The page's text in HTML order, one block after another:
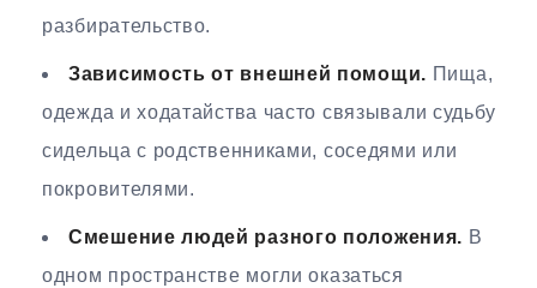
разбирательство.
Зависимость от внешней помощи. Пища,
одежда и ходатайства часто связывали судьбу
сидельца с родственниками, соседями или
покровителями.
Смешение людей разного положения. В
одном пространстве могли оказаться